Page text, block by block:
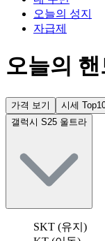
오늘의 성지
자급제
오늘의
가격 보기 시세
갤럭시 S25 울트라
SKT (유지)